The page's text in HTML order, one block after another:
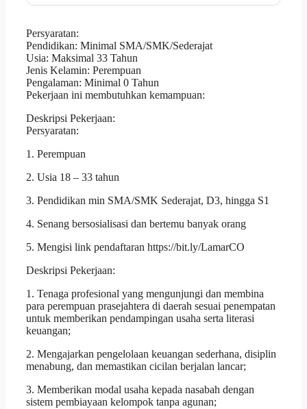
Persyaratan:
Pendidikan: Minimal SMA/SMK/Sederajat
Usia: Maksimal 33 Tahun
Jenis Kelamin: Perempuan
Pengalaman: Minimal 0 Tahun
Pekerjaan ini membutuhkan kemampuan:
Deskripsi Pekerjaan:
Persyaratan:
1. Perempuan
2. Usia 18 – 33 tahun
3. Pendidikan min SMA/SMK Sederajat, D3, hingga S1
4. Senang bersosialisasi dan bertemu banyak orang
5. Mengisi link pendaftaran https://bit.ly/LamarCO
Deskripsi Pekerjaan:
1. Tenaga profesional yang mengunjungi dan membina
para perempuan prasejahtera di daerah sesuai penempatan
untuk memberikan pendampingan usaha serta literasi
keuangan;
2. Mengajarkan pengelolaan keuangan sederhana, disiplin
menabung, dan memastikan cicilan berjalan lancar;
3. Memberikan modal usaha kepada nasabah dengan
sistem pembiayaan kelompok tanpa agunan;